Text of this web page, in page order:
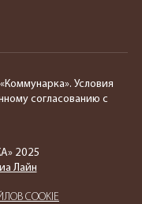
COOKIE
Условия
согласованию с
2025
Лайн